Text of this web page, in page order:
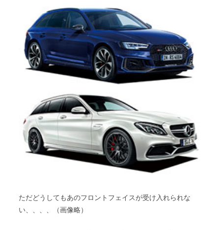
ただどうしてもあのフロントフェイスが受け入れられな
い、、、、（画像略）